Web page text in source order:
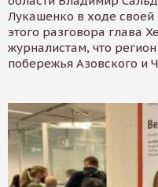
Лукашенко в ходе
этого разговора глава
журналистам, что
побережья Азовского и